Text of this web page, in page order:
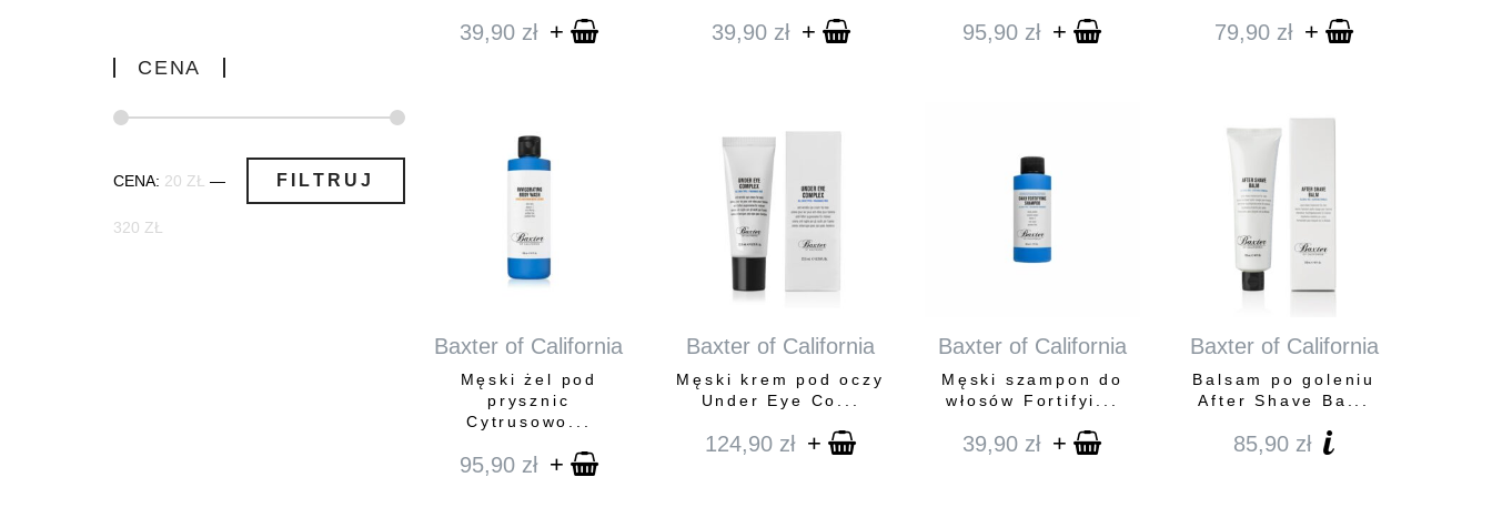
CENA
Cena
Cena FILTRUJ
CENA: 20 ZŁ —
320 ZŁ
39,90 zł + 39,90 zł + 95,90 zł + 79,90 zł +
Baxter of California
Męski żel pod
prysznic
Cytrusowo...
95,90 zł +
Baxter of California
Męski krem pod oczy
Under Eye Co...
124,90 zł +
Baxter of California
Męski szampon do
włosów Fortifyi...
39,90 zł +
Baxter of California
Balsam po goleniu
After Shave Ba...
85,90 zł